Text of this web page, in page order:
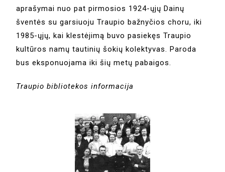
aprašymai nuo pat pirmosios 1924-ųjų Dainų
šventės su garsiuoju Traupio bažnyčios choru, iki
1985-ųjų, kai klestėjimą buvo pasiekęs Traupio
kultūros namų tautinių šokių kolektyvas. Paroda
bus eksponuojama iki šių metų pabaigos.
Traupio bibliotekos informacija